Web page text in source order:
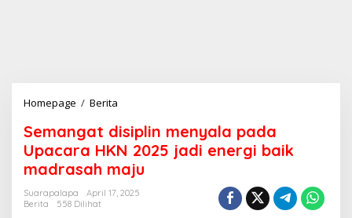
Homepage / Berita
menyala
pada
Upacara
HKN
2025
Semangat disiplin menyala pada
Upacara HKN 2025 jadi energi baik
madrasah maju
Suarapalapa
April 17, 2025
Berita
558 Dilihat